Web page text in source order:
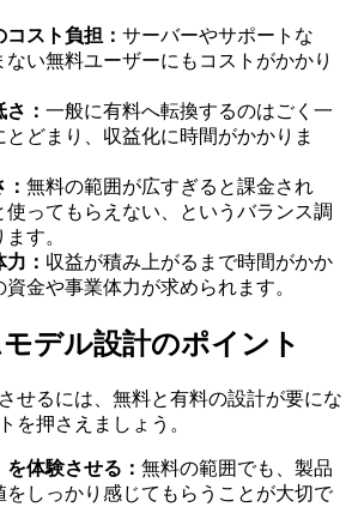
スト負担： サーバーやサポートな
ない無料ユーザーにもコストがかかり
： 一般に有料へ転換するのはごく一
どまり、収益化に時間がかかりま
無料の範囲が広すぎると課金され
使ってもらえない、というバランス調
す。
： 収益が積み上がるまで時間がかか
金や事業体力が求められます。
デル設計のポイント
せるには、無料と有料の設計が要にな
を押さえましょう。
体験させる： 無料の範囲でも、製品
をしっかり感じてもらうことが大切で